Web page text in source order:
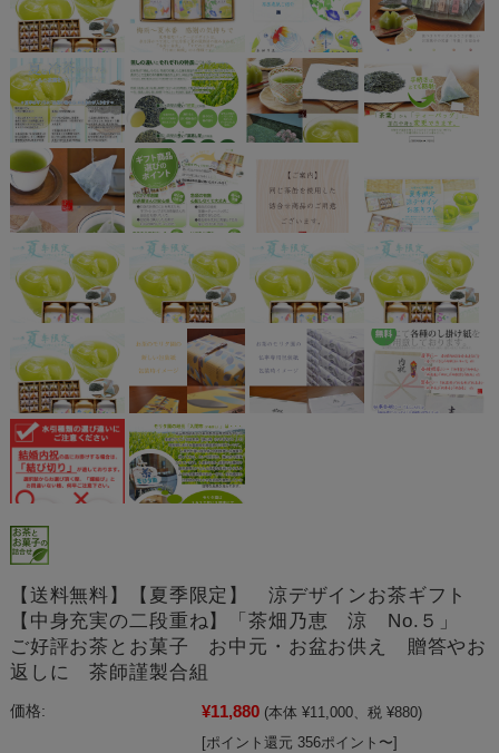
【送料無料】【夏季限定】 涼デザインお茶ギフト
【中身充実の二段重ね】「茶畑乃恵 涼 No.５」
ご好評お茶とお菓子 お中元・お盆お供え 贈答やお
返しに 茶師謹製合組
価格: ¥11,880 (本体 ¥11,000、税 ¥880)
[ポイント還元 356ポイント〜]